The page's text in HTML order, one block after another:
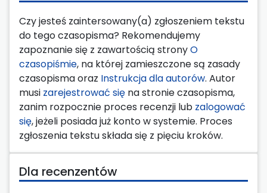
Czy jesteś zaintersowany(a) zgłoszeniem tekstu
do tego czasopisma? Rekomendujemy
zapoznanie się z zawartością stronyO
czasopiśmie, na której zamieszczone są zasady
czasopisma oraz Instrukcja dla autorów. Autor
musi zarejestrować się na stronie czasopisma,
zanim rozpocznie proces recenzji lub zalogować
się, jeżeli posiada już konto w systemie. Proces
zgłoszenia tekstu składa się z pięciu kroków.
Dla recenzentów